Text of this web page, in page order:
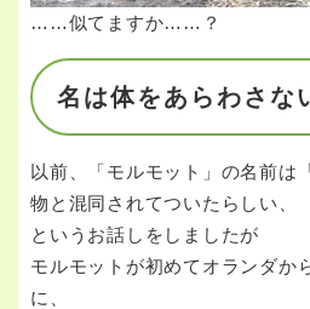
……似てますか……？
名は体をあらわさ
以前、「モルモット」の名前は
物と混同されてついたらしい、
というお話しをしましたが
モルモットが初めてオランダか
に、